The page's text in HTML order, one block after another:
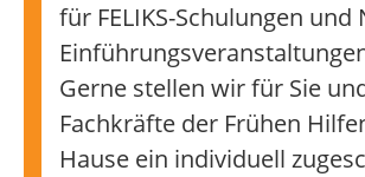
für FELIKS-Schulungen und
Gerne stellen wir für Sie
Fachkräfte der Frühen
Hause ein individuell